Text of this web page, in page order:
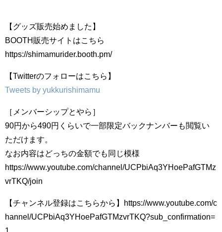
【グッズ販売始めました】
BOOTH販売サイトはこちら
https://shimamurider.booth.pm/
【Twitterのフォローはこちら】
Tweets by yukkurishimamu
［メンバーシップとやら］
90円から490円くらいで一部限定バックナンバーも閲覧い
ただけます。
なお内容はどっちの金額でも同じ模様
https://www.youtube.com/channel/UCPbiAq3YHoePafGTMz
vrTKQ/join
【チャンネル登録はこちらから】https://www.youtube.com/c
hannel/UCPbiAq3YHoePafGTMzvrTKQ?sub_confirmation=